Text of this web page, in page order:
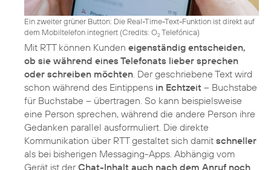
Ein zweiter grüner Button: Die Real-Time-Text-Funktion ist direkt auf
dem Mobiltelefon integriert (Credits: O2Telefónica)
Mit RTT können Kunden eigenständig entscheiden,
ob sie während eines Telefonats lieber sprechen
oder schreiben möchten. Der geschriebene Text wird
schon während des Eintippens in Echtzeit – Buchstabe
für Buchstabe – übertragen. So kann beispielsweise
eine Person sprechen, während die andere Person ihre
Gedanken parallel ausformuliert. Die direkte
Kommunikation über RTT gestaltet sich damit schneller
als bei bisherigen Messaging-Apps. Abhängig vom
Gerät ist derChat-Inhalt auch nach dem Anruf noch